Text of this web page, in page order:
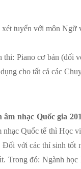
tuyển với môn Ngữ
Piano cơ bản (đối
cho tất cả các
nhạc Quốc gia
Quốc tế thì Học
với các thí sinh
Trong đó: Ngành